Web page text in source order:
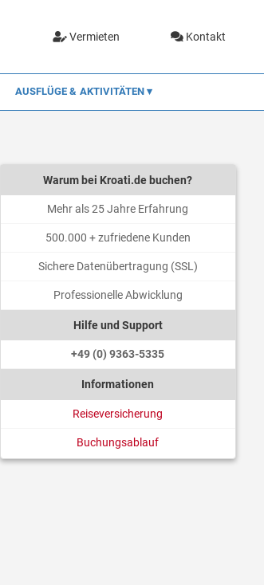
Vermieten Kontakt
AUSFLÜGE & AKTIVITÄTEN
Warum bei Kroati.de buchen?
Mehr als 25 Jahre Erfahrung
500.000 + zufriedene Kunden
Sichere Datenübertragung (SSL)
Professionelle Abwicklung
Hilfe und Support
+49 (0) 9363-5335
Informationen
Reiseversicherung
Buchungsablauf